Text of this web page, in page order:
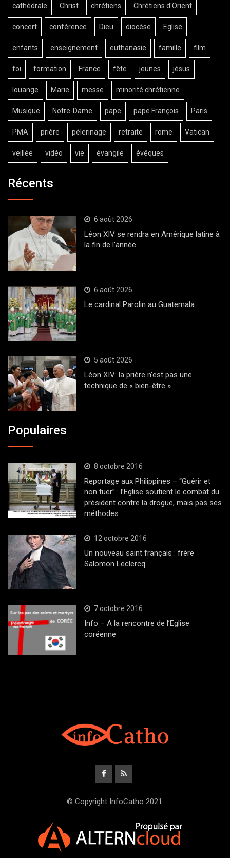
cathédrale Christ chrétiens Chrétiens d'Orient
concert conférence Dieu diocèse Eglise
enfants enseignement euthanasie famille film
foi formation France fête jeunes jésus
louange Marie messe minorité chrétienne
Musique Notre-Dame pape pape François Paris
PMA prière pèlerinage retraite rome Vatican
veillée vidéo vie évangile évêques
Récents
6 août 2026
Léon XIV se rendra en Amérique latine à
la fin de l’année
6 août 2026
Le cardinal Parolin au Guatemala
5 août 2026
Léon XIV: la prière n’est pas une
technique de « bien-être »
Populaires
8 octobre 2016
Reportage aux Philippines – “Guérir et
non tuer” : l’Eglise soutient le combat du
président contre la drogue, mais pas ses
méthodes
12 octobre 2016
Un nouveau saint français : frère
Salomon Leclercq
7 octobre 2016
Info – A la rencontre de l’Eglise
coréenne
© Copyright InfoCatho 2021.